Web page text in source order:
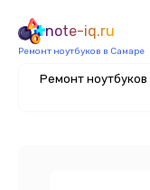
note-iq.ru
Ремонт ноутбуков в Самаре
Ремонт ноутбуков